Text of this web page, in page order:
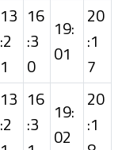
13
:2
1
16
:3
0
19:
01
20
:1
7
13
:2
16
:3 19:
02
20
:1